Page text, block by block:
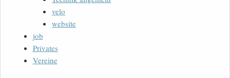
velo
website
job
Privates
Vereine